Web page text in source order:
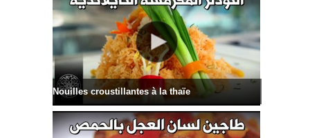
Nouilles croustillantes à la thaïe